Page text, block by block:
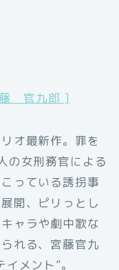
藤 官九郎 ]
オ最新作。罪を
の女刑務官による
っている誘拐事
開、ピリっとし
ャラや劇中歌な
れる、宮藤官九
メント”。